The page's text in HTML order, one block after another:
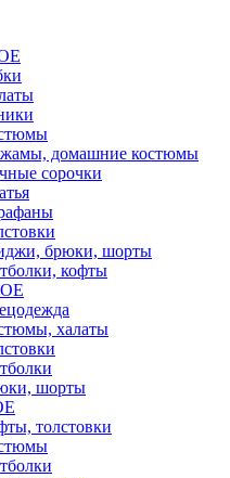
домашние костюмы
сорочки
брюки, шорты
кофты
халаты
шорты
толстовки